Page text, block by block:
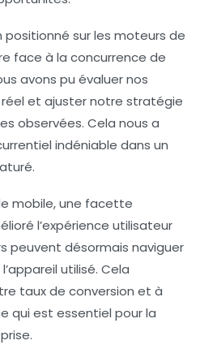
positionné sur les moteurs de
face à la concurrence de
avons pu évaluer nos
et ajuster notre stratégie
observées. Cela nous a
indéniable dans un
mobile, une facette
l’expérience utilisateur
peuvent désormais naviguer
utilisé. Cela
taux de conversion et à
qui est essentiel pour la